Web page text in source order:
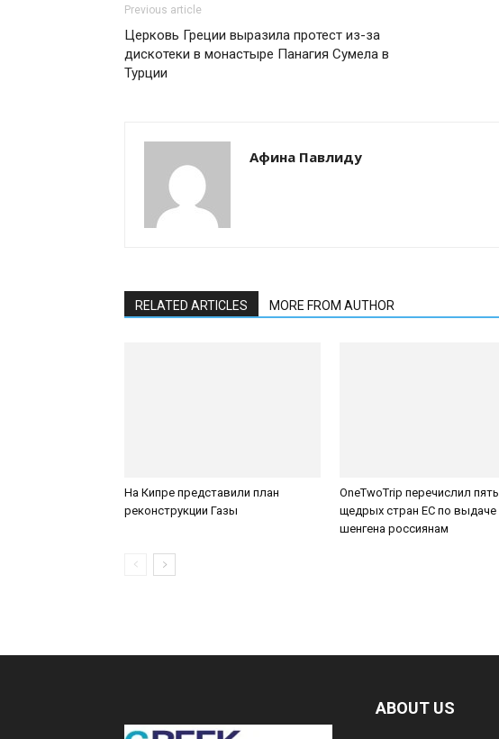
Previous article
Церковь Греции выразила протест из-за
дискотеки в монастыре Панагия Сумела в
Турции
Афина Павлиду
RELATED ARTICLES MORE FROM AUTHOR
На Кипре представили план
реконструкции Газы
OneTwoTrip перечислил пять
щедрых стран ЕС по выдаче
шенгена россиянам
ABOUT US